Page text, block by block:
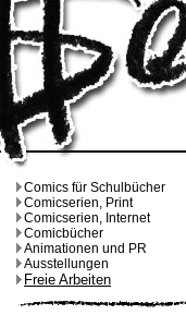
Comics für Schulbücher
Comicserien, Print
Comicserien, Internet
Comicbücher
Animationen und PR
Ausstellungen
Freie Arbeiten